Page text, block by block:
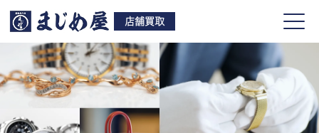
店舗買取